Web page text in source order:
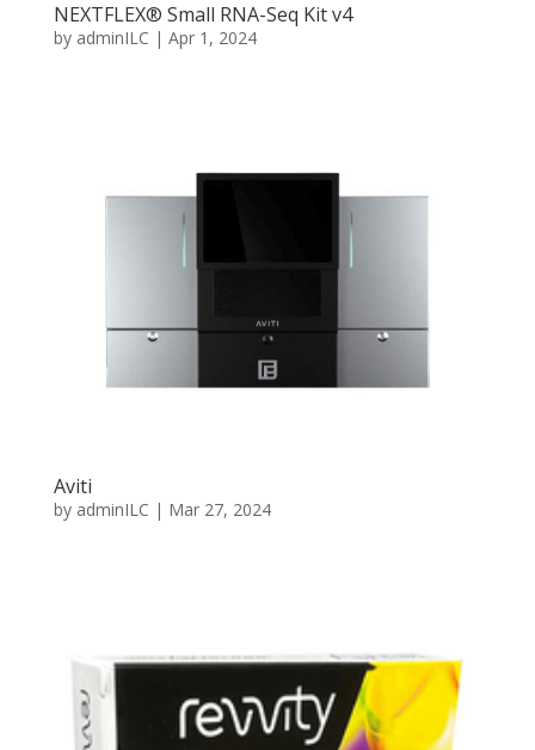
NEXTFLEX® Small RNA-Seq Kit v4
by adminILC | Apr 1, 2024
Aviti
by adminILC | Mar 27, 2024